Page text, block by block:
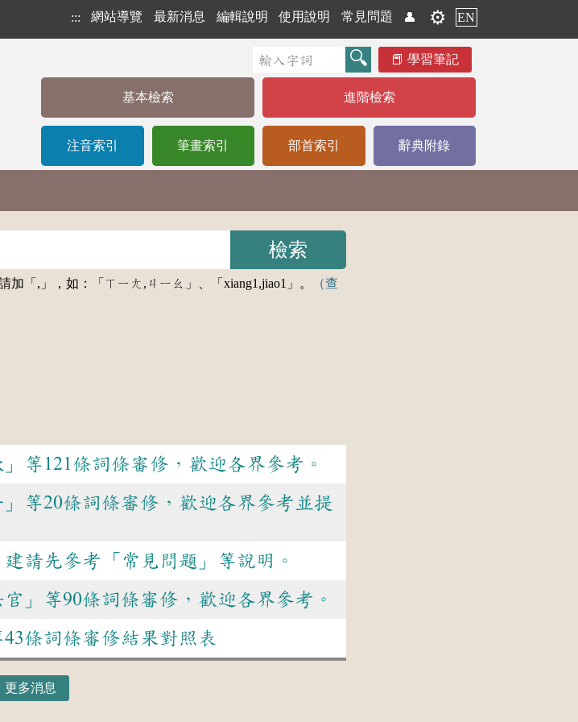
::: 網站導覽 最新消息 編輯說明 使用說明 常見問題 👤 ⚙️ EN
學習筆記
基本檢索 進階檢索
注音索引 筆畫索引 部首索引 辭典附錄
「,」，如：「ㄒㄧㄤ,ㄐㄧㄠ」、「xiang1,jiao1」。
（查
等121條詞條審修，歡迎各界參考。
等20條詞條審修，歡迎各界參考並提
請先參考「常見問題」等說明。
」等90條詞條審修，歡迎各界參考。
43條詞條審修結果對照表
更多消息